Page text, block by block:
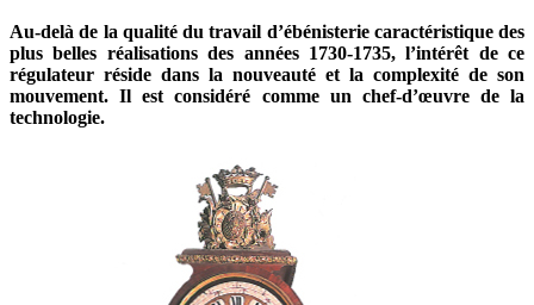
Au-delà de la qualité du travail d’ébénisterie caractéristique des
plus belles réalisations des années 1730-1735, l’intérêt de ce
régulateur réside dans la nouveauté et la complexité de son
mouvement. Il est considéré comme un chef-d’œuvre de la
technologie.